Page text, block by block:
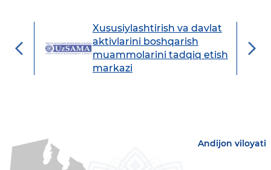
Xususiylashtirish va davlat
aktivlarini boshqarish
muammolarini tadqiq etish
markazi
Andijon viloyati